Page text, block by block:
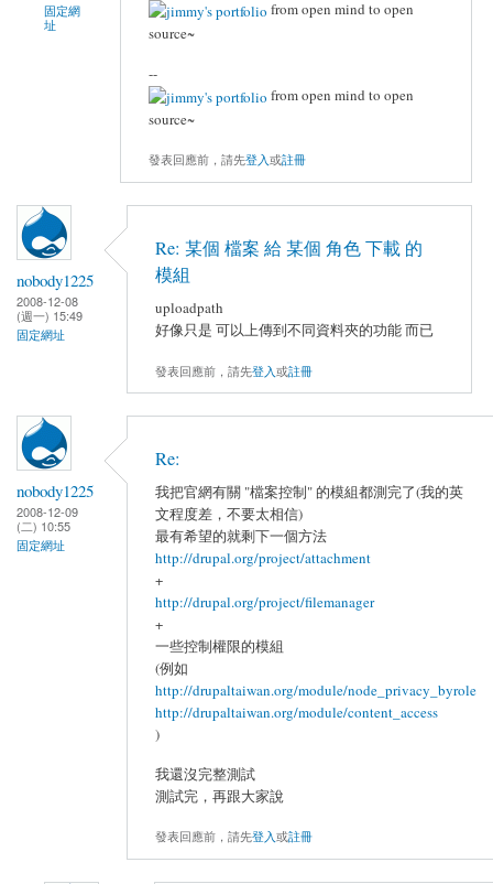
固定網
址
from open mind to open
source~
--
from open mind to open
source~
發表回應前，請先登入或註冊
nobody1225
2008-12-08
(週一) 15:49
固定網址
Re: 某個 檔案 給 某個 角色 下載 的
模組
uploadpath
好像只是 可以上傳到不同資料夾的功能 而已
發表回應前，請先登入或註冊
nobody1225
2008-12-09
(二) 10:55
固定網址
Re:
我把官網有關 "檔案控制" 的模組都測完了(我的英
文程度差，不要太相信)
最有希望的就剩下一個方法
http://drupal.org/project/attachment
+
http://drupal.org/project/filemanager
+
一些控制權限的模組
(例如
http://drupaltaiwan.org/module/node_privacy_byrole
http://drupaltaiwan.org/module/content_access
)
我還沒完整測試
測試完，再跟大家說
發表回應前，請先登入或註冊